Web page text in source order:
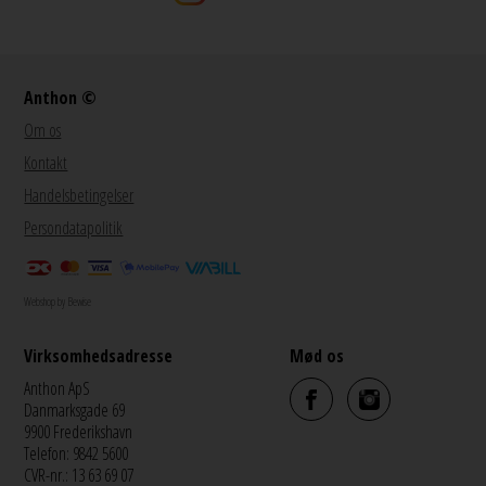
Anthon ©
Om os
Kontakt
Handelsbetingelser
Persondatapolitik
Webshop by Bewise
Virksomhedsadresse
Anthon ApS
Danmarksgade 69
9900 Frederikshavn
Telefon: 9842 5600
CVR-nr.: 13 63 69 07
Mød os